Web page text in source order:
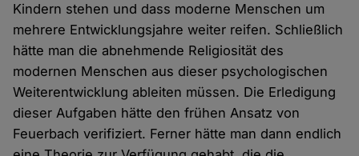
Kindern stehen und dass moderne Menschen um
mehrere Entwicklungsjahre weiter reifen. Schließlich
hätte man die abnehmende Religiosität des
modernen Menschen aus dieser psychologischen
Weiterentwicklung ableiten müssen. Die Erledigung
dieser Aufgaben hätte den frühen Ansatz von
Feuerbach verifiziert. Ferner hätte man dann endlich